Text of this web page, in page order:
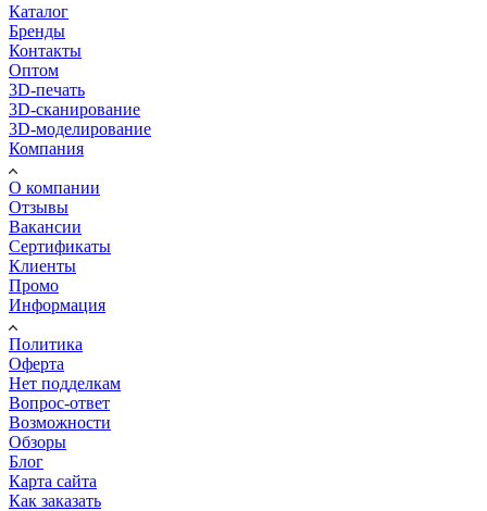
Каталог
Бренды
Контакты
Оптом
3D-печать
3D-сканирование
3D-моделирование
Компания
О компании
Отзывы
Вакансии
Сертификаты
Клиенты
Промо
Информация
Политика
Оферта
Нет подделкам
Вопрос-ответ
Возможности
Обзоры
Блог
Карта сайта
Как заказать